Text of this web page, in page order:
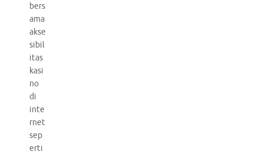
bers
ama
akse
sibil
itas
kasi
no
di
inte
rnet
sep
erti